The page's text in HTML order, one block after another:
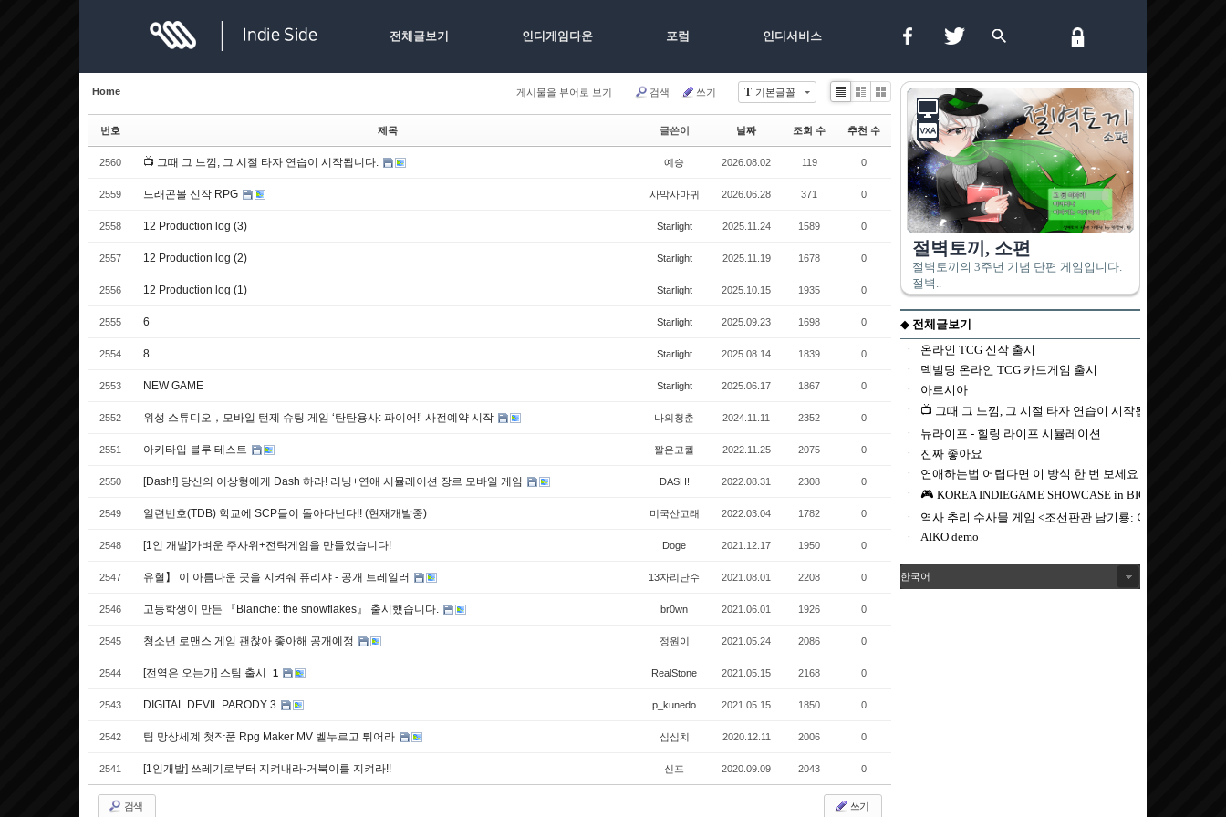
전체글보기 인디게임다운 포럼 인디서비스
한국어
Home T 기본글꼴
게시물을 뷰어로 보기 검색 쓰기
ListZineGallery
번호 제목 글쓴이 날짜 조회 수 추천 수
2560 📺 그때 그 느낌, 그 시절 타자 연습이 시작됩니다. 예승 2026.08.02 119 0
2559 드래곤볼 신작 RPG 사막사마귀 2026.06.28 371 0
2558 12 Production log (3) Starlight 2025.11.24 1589 0
2557 12 Production log (2) Starlight 2025.11.19 1678 0
2556 12 Production log (1) Starlight 2025.10.15 1935 0
2555 6 Starlight 2025.09.23 1698 0
2554 8 Starlight 2025.08.14 1839 0
2553 NEW GAME Starlight 2025.06.17 1867 0
2552 위성 스튜디오，모바일 턴제 슈팅 게임 ‘탄탄용사: 파이어!’ 사전예약 시작 나의청춘 2024.11.11 2352 0
2551 아키타입 블루 테스트 짤은고퀄 2022.11.25 2075 0
2550 [Dash!] 당신의 이상형에게 Dash 하라! 러닝+연애 시뮬레이션 장르 모바일 게임 DASH! 2022.08.31 2308 0
2549 일련번호(TDB) 학교에 SCP들이 돌아다닌다!! (현재개발중) 미국산고래 2022.03.04 1782 0
2548 [1인 개발]가벼운 주사위+전략게임을 만들었습니다! Doge 2021.12.17 1950 0
2547 유혈】 이 아름다운 곳을 지켜줘 퓨리샤 - 공개 트레일러 13자리난수 2021.08.01 2208 0
2546 고등학생이 만든 『Blanche: the snowflakes』 출시했습니다. br0wn 2021.06.01 1926 0
2545 청소년 로맨스 게임 괜찮아 좋아해 공개예정 정원이 2021.05.24 2086 0
2544 [전역은 오는가] 스팀 출시 1 RealStone 2021.05.15 2168 0
2543 DIGITAL DEVIL PARODY 3 p_kunedo 2021.05.15 1850 0
2542 팀 망상세계 첫작품 Rpg Maker MV 벨누르고 튀어라 심심치 2020.12.11 2006 0
2541 [1인개발] 쓰레기로부터 지켜내라-거북이를 지켜라!! 신프 2020.09.09 2043 0
검색 쓰기
Sketchbook5, 스케치북5
Sketchbook5, 스케치북5
Sketchbook5, 스케치북5
Sketchbook5, 스케치북5